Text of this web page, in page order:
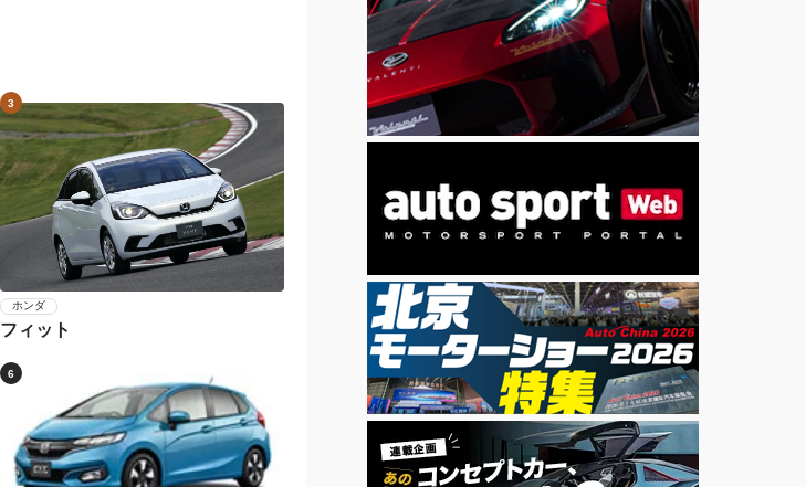
3
ホンダ
フィット
6